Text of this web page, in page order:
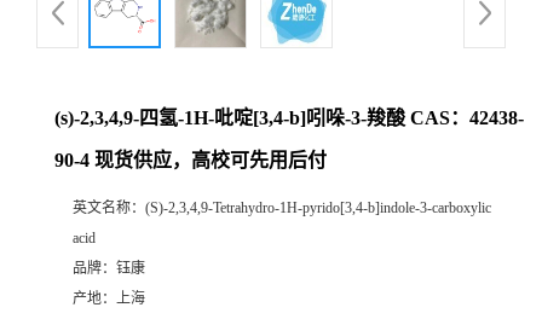
(s)-2,3,4,9-四氢-1H-吡啶[3,4-b]吲哚-3-羧酸 CAS：42438-
90-4 现货供应，高校可先用后付
英文名称： (S)-2,3,4,9-Tetrahydro-1H-pyrido[3,4-b]indole-3-carboxylic
acid
品牌： 钰康
产地： 上海